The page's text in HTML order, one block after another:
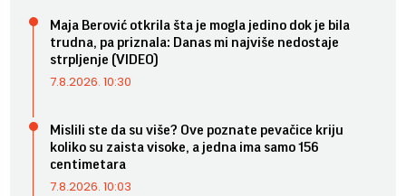
Maja Berović otkrila šta je mogla jedino dok je bila
trudna, pa priznala: Danas mi najviše nedostaje
strpljenje (VIDEO)
7.8.2026. 10:30
Mislili ste da su više? Ove poznate pevačice kriju
koliko su zaista visoke, a jedna ima samo 156
centimetara
7.8.2026. 10:03